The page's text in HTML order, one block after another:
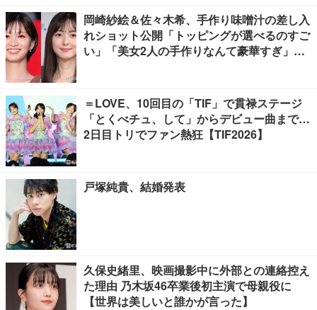
岡崎紗絵＆佐々木希、手作り味噌汁の差し入
れショット公開「トッピングが選べるのすご
い」「美女2人の手作りなんて豪華すぎ」と
＝LOVE、10回目の「TIF」で貫禄ステージ
「とくべチュ、して」からデビュー曲まで…
2日目トリでファン熱狂【TIF2026】
戸塚純貴、結婚発表
久保史緒里、映画撮影中に外部との連絡控え
た理由 乃木坂46卒業後初主演で母親役に
【世界は美しいと誰かが言った】